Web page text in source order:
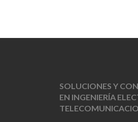
SOLUCIONES Y
EN INGENIERÍA